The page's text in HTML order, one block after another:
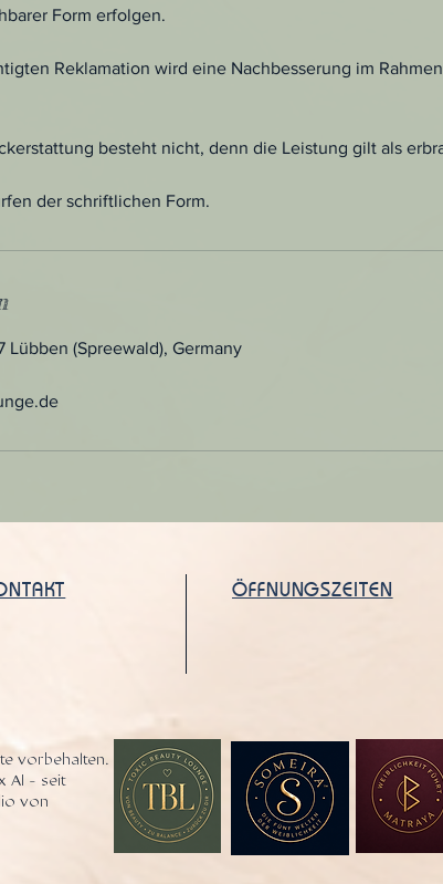
Form erfolgen.
Reklamation wird eine Nachbesserung im
besteht nicht, denn die Leistung gilt als
der schriftlichen Form.
Lübben (Spreewald), Germany
ÖFFNUNGSZEITEN
vorbehalten.
AI - seit
von